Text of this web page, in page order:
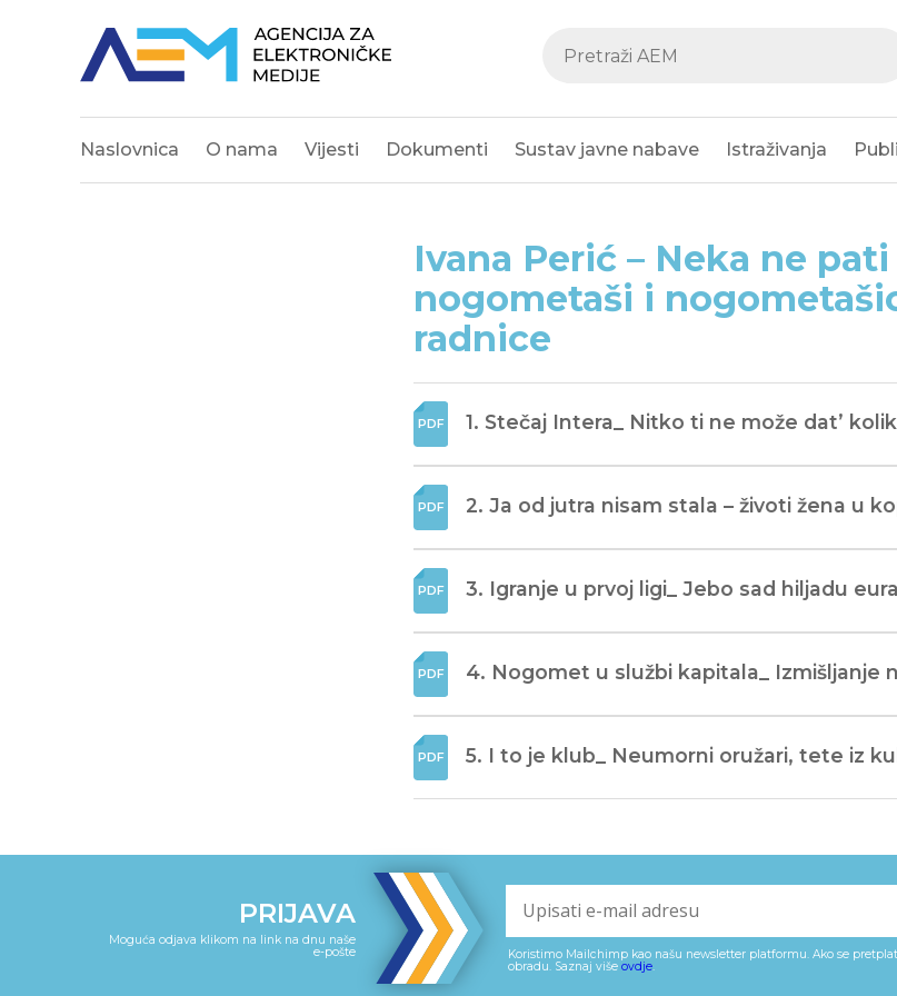
Naslovnica O nama Vijesti Dokumenti Sustav javne nabave Istraživanja
Ivana Perić – Neka ne
nogometaši i
radnice
1. Stečaj Intera_ Nitko ti ne može dat’
2. Ja od jutra nisam stala – životi žena u
3. Igranje u prvoj ligi_ Jebo sad hiljadu eura
4. Nogomet u službi kapitala_ Izmišljanje
5. I to je klub_ Neumorni oružari, tete iz
PRIJAVA
Moguća odjava klikom na link na dnu naše
e-pošte
Koristimo Mailchimp kao našu newsletter platformu. Ako se
obradu. Saznaj više ovdje.